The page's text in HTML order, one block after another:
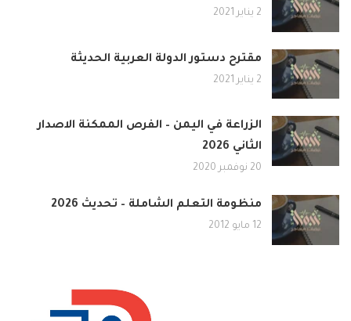
2 يناير 2021
مقترح دستور الدولة العربية الحديثة
2 يناير 2021
الزراعة في اليمن – الفرص الممكنة الاصدار
الثاني 2026
20 نوفمبر 2020
منظومة التعلم الشاملة – تحديث 2026
12 مايو 2012